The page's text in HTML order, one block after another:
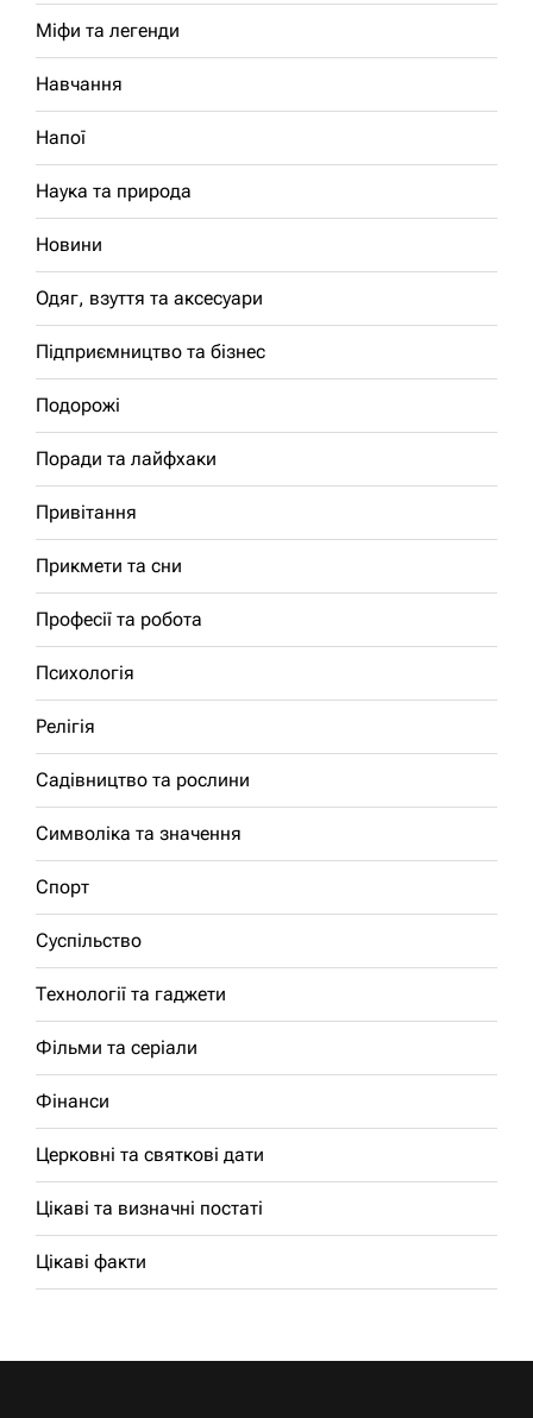
Міфи та легенди
Навчання
Напої
Наука та природа
Новини
Одяг, взуття та аксесуари
Підприємництво та бізнес
Подорожі
Поради та лайфхаки
Привітання
Прикмети та сни
Професії та робота
Психологія
Релігія
Садівництво та рослини
Символіка та значення
Спорт
Суспільство
Технології та гаджети
Фільми та серіали
Фінанси
Церковні та святкові дати
Цікаві та визначні постаті
Цікаві факти